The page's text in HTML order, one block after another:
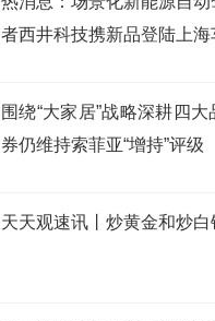
者西井科技携新品登陆上海
围绕“大家居”战略深耕四
券仍维持索菲亚“增持”评级
天天观速讯丨炒黄金和炒白